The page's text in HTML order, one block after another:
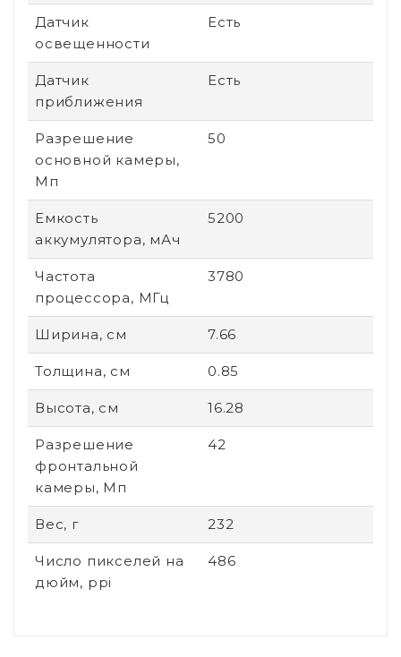
Датчик
освещенности
Есть
Датчик
приближения
Есть
Разрешение
основной камеры,
Мп
50
Емкость
аккумулятора, мАч
5200
Частота
процессора, МГц
3780
Ширина, см 7.66
Толщина, см 0.85
Высота, см 16.28
Разрешение
фронтальной
камеры, Мп
42
Вес, г 232
Число пикселей на
дюйм, ppi
486